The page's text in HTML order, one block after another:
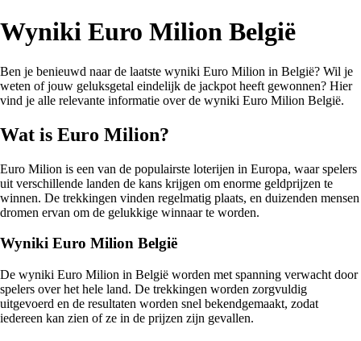
Wyniki Euro Milion België
Ben je benieuwd naar de laatste wyniki Euro Milion in België? Wil je
weten of jouw geluksgetal eindelijk de jackpot heeft gewonnen? Hier
vind je alle relevante informatie over de wyniki Euro Milion België.
Wat is Euro Milion?
Euro Milion is een van de populairste loterijen in Europa, waar spelers
uit verschillende landen de kans krijgen om enorme geldprijzen te
winnen. De trekkingen vinden regelmatig plaats, en duizenden mensen
dromen ervan om de gelukkige winnaar te worden.
Wyniki Euro Milion België
De wyniki Euro Milion in België worden met spanning verwacht door
spelers over het hele land. De trekkingen worden zorgvuldig
uitgevoerd en de resultaten worden snel bekendgemaakt, zodat
iedereen kan zien of ze in de prijzen zijn gevallen.